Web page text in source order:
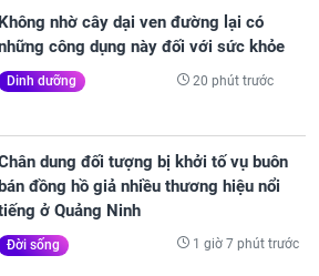
Không nhờ cây dại ven đường lại có
công dụng này đối với sức khỏe
Dinh dưỡng 20 phút trước
dung đối tượng bị khởi tố vụ buôn
đồng hồ giả nhiều thương hiệu nổi
ở Quảng Ninh
Đời sống 1 giờ 7 phút trước